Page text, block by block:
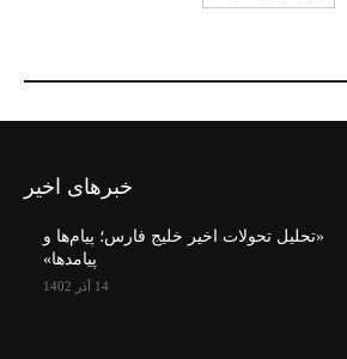
خبرهای اخیر
«تحلیل تحولات اخیر خلیج فارس؛ پیام‌ها و
پیامدها»
14 آذر 1402